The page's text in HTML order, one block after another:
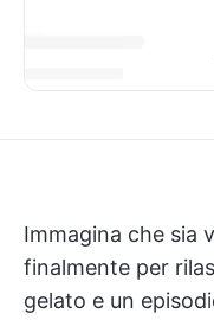
Immagina che sia
finalmente per
gelato e un